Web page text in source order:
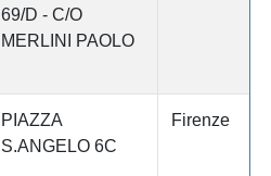
69/D - C/O
MERLINI PAOLO
PIAZZA
S.ANGELO 6C
Firenze